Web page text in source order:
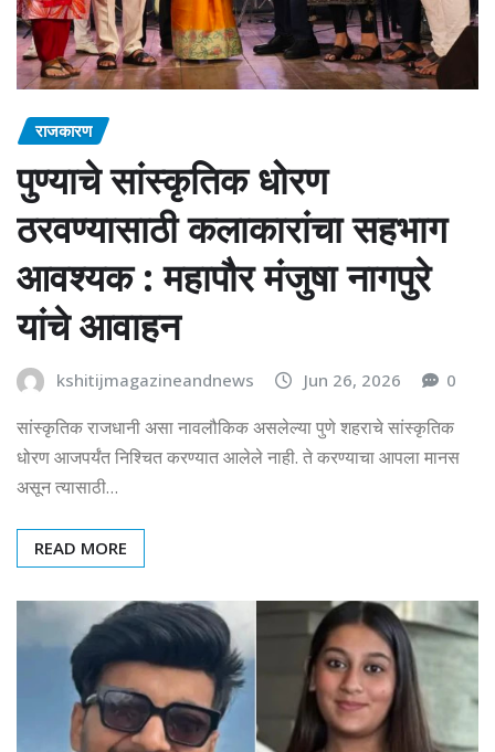
राजकारण
पुण्याचे सांस्कृतिक धोरण
ठरवण्यासाठी कलाकारांचा सहभाग
आवश्यक : महापौर मंजुषा नागपुरे
यांचे आवाहन
kshitijmagazineandnews Jun 26, 2026 0
सांस्कृतिक राजधानी असा नावलौकिक असलेल्या पुणे शहराचे सांस्कृतिक
धोरण आजपर्यंत निश्चित करण्यात आलेले नाही. ते करण्याचा आपला मानस
असून त्यासाठी…
READ MORE